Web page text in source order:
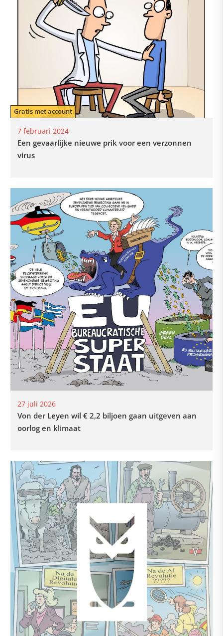
7 februari 2024
Gratis met account
Een gevaarlijke nieuwe prik voor een verzonnen
virus
27 juli 2026
Von der Leyen wil € 2,2 biljoen gaan uitgeven aan
oorlog en klimaat